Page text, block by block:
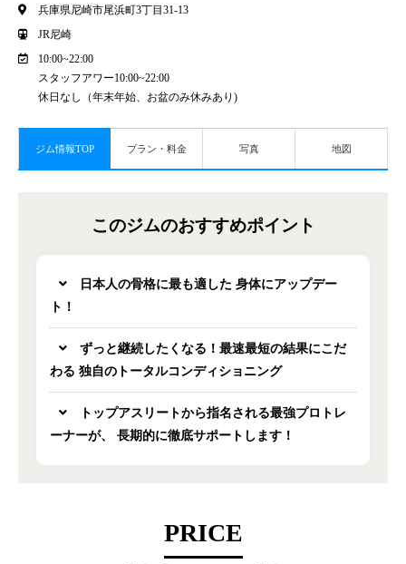
兵庫県尼崎市尾浜町3丁目31-13
JR尼崎
10:00~22:00
スタッフアワー10:00~22:00
休日なし（年末年始、お盆のみ休みあり)
ジム情報TOP プラン・料金 写真 地図
このジムのおすすめポイント
日本人の骨格に最も適した 身体にアップデー
ト！
ずっと継続したくなる！最速最短の結果にこだ
わる 独自のトータルコンディショニング
トップアスリートから指名される最強プロトレ
ーナーが、 長期的に徹底サポートします！
PRICE